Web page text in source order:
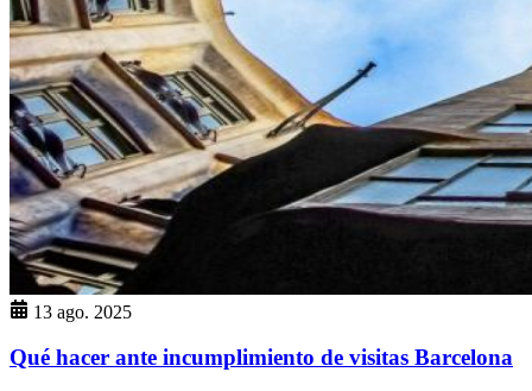
13 ago. 2025
Qué hacer ante incumplimiento de visitas Barcelona